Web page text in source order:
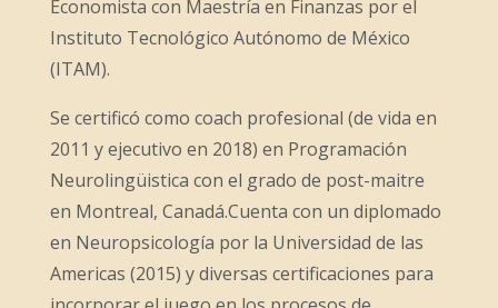
Economista con Maestría en Finanzas por el
Instituto Tecnológico Autónomo de México
(ITAM).
Se certificó como coach profesional (de vida en
2011 y ejecutivo en 2018) en Programación
Neurolingüistica con el grado de post-maitre
en Montreal, Canadá.Cuenta con un diplomado
en Neuropsicología por la Universidad de las
Americas (2015) y diversas certificaciones para